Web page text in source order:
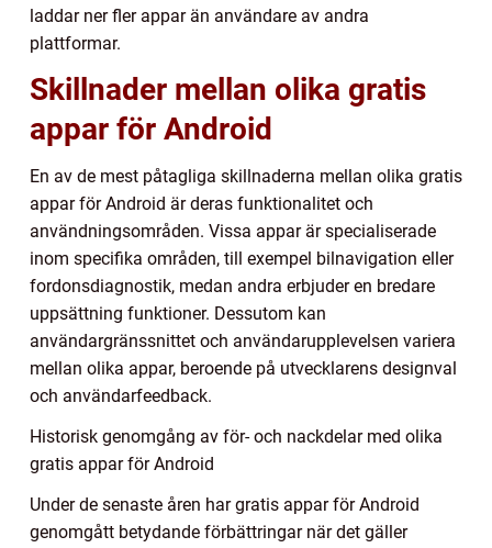
laddar ner fler appar än användare av andra
plattformar.
Skillnader mellan olika gratis
appar för Android
En av de mest påtagliga skillnaderna mellan olika gratis
appar för Android är deras funktionalitet och
användningsområden. Vissa appar är specialiserade
inom specifika områden, till exempel bilnavigation eller
fordonsdiagnostik, medan andra erbjuder en bredare
uppsättning funktioner. Dessutom kan
användargränssnittet och användarupplevelsen variera
mellan olika appar, beroende på utvecklarens designval
och användarfeedback.
Historisk genomgång av för- och nackdelar med olika
gratis appar för Android
Under de senaste åren har gratis appar för Android
genomgått betydande förbättringar när det gäller